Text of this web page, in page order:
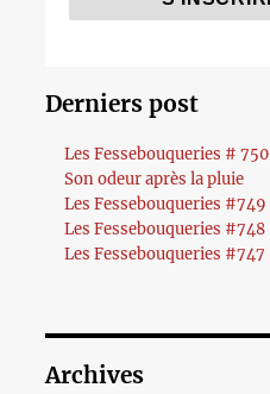
Derniers post
Les Fessebouqueries # 750
Son odeur après la pluie
Les Fessebouqueries #749
Les Fessebouqueries #748
Les Fessebouqueries #747
Archives